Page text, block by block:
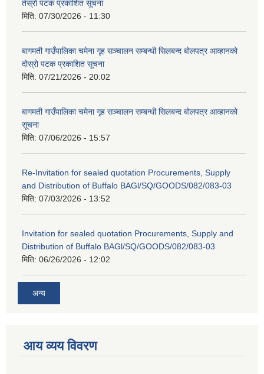
तेस्रो पटक प्रकाशित सूचना
मिति: 07/30/2026 - 11:30
बागमती गाउँपालिका चमेना गृह सञ्चालन सम्बन्धी सिलबन्द बोलपत्र आव्हानको
दोस्रो पटक प्रकाशित सूचना
मिति: 07/21/2026 - 20:02
बागमती गाउँपालिका चमेना गृह सञ्चालन सम्बन्धी सिलबन्द बोलपत्र आव्हानको
सूचना
मिति: 07/06/2026 - 15:57
Re-Invitation for sealed quotation Procurements, Supply
and Distribution of Buffalo BAGl/SQ/GOODS/082/083-03
मिति: 07/03/2026 - 13:52
Invitation for sealed quotation Procurements, Supply and
Distribution of Buffalo BAGl/SQ/GOODS/082/083-03
मिति: 06/26/2026 - 12:02
अन्य
आय व्यय विवरण